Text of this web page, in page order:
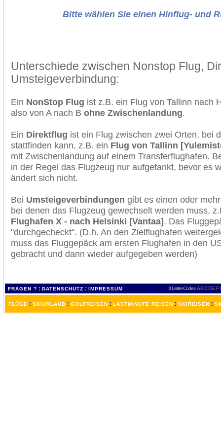
Bitte wählen Sie einen Hinflug- und
Unterschiede zwischen Nonstop Flug,
Umsteigeverbindung:
Ein NonStop Flug ist z.B. ein Flug von Tallinn nach
also von A nach B ohne Zwischenlandung.
Ein Direktflug ist ein Flug zwischen zwei Orten, bei
stattfinden kann, z.B. ein Flug von Tallinn
mit Zwischenlandung auf einem Transferflughafen.
in der Regel das Flugzeug nur aufgetankt, bevor es
ändert sich nicht.
Bei Umsteigeverbindungen gibt es einen oder
bei denen das Flugzeug gewechselt werden muss,
Flughafen X - nach Helsinki [Vantaa]. Das
"durchgecheckt". (D.h. An den Zielflughafen
muss das Fluggepäck am ersten Flughafen in den
gebracht und dann wieder aufgegeben werden)
FRAGEN ? : DATENSCHUTZ : IMPRESSUM 3 Letter-Codes ABCDEF
FLÜGE : SKIURLAUB : GOLFREISEN : LASTMINUTE REISEN : SKIREISEN :